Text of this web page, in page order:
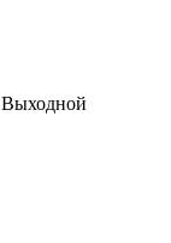
Выходной